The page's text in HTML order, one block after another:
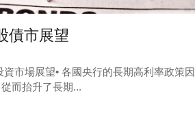
債市展望
市場展望• 各國央行的長期高利率政策因
而抬升了長期...